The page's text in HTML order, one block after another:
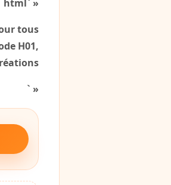
« `html
tous
H01,
« `